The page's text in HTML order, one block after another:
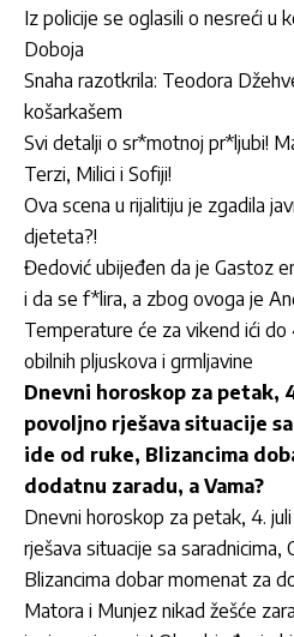
Iz policije se oglasili o nesreći u
Doboja
Snaha razotkrila: Teodora
košarkašem
Svi detalji o sr*motnoj pr*ljubi!
Terzi, Milici i Sofiji!
Ova scena u rijalitiju je zgadila
djeteta?!
Đedović ubijeđen da je Gastoz
i da se f*lira, a zbog ovoga je
Temperature će za vikend ići
obilnih pljuskova i grmljavine
Dnevni horoskop za petak,
povoljno rješava situacije
ide od ruke, Blizancima
dodatnu zaradu, a Vama?
Dnevni horoskop za petak, 4.
rješava situacije sa saradnicima,
Blizancima dobar momenat za
Matora i Munjez nikad žešće